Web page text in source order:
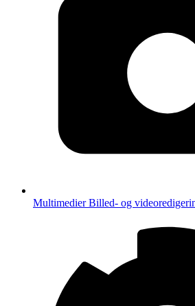
MultimedierBilled- og